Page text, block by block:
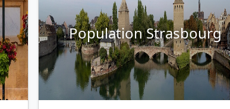
Population Strasbourg